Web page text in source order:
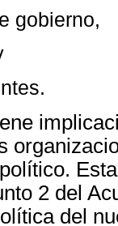
gobierno,
2 del
del